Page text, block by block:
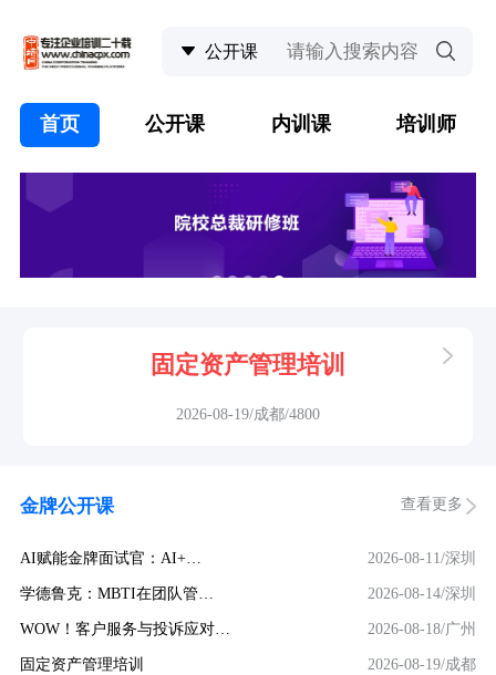
首页 公开课 内训课 培训师
固定资产管理培训
2026-08-19/成都/4800
金牌公开课 查看更多
AI赋能金牌面试官：AI+… 2026-08-11/深圳
学德鲁克：MBTI在团队管… 2026-08-14/深圳
WOW！客户服务与投诉应对… 2026-08-18/广州
固定资产管理培训 2026-08-19/成都